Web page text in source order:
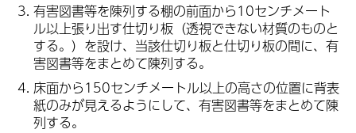
有害図書等を陳列する棚の前面から10センチメート
ル以上張り出す仕切り板（透視できない材質のものと
する。）を設け、当該仕切り板と仕切り板の間に、有
害図書等をまとめて陳列する。
床面から150センチメートル以上の高さの位置に背表
紙のみが見えるようにして、有害図書等をまとめて陳
列する。